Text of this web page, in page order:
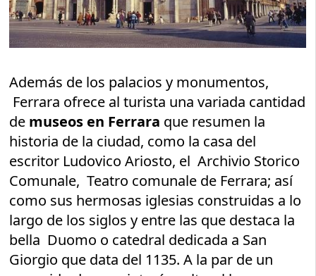
Además de los palacios y monumentos,
Ferrara ofrece al turista una variada cantidad
de museos en Ferrara que resumen la
historia de la ciudad, como la casa del
escritor Ludovico Ariosto, el Archivio Storico
Comunale, Teatro comunale de Ferrara; así
como sus hermosas iglesias construidas a lo
largo de los siglos y entre las que destaca la
bella Duomo o catedral dedicada a San
Giorgio que data del 1135. A la par de un